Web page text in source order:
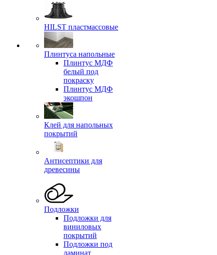
HILST пластмассовые
Плинтуса напольные
Плинтус МДФ
белый под
покраску
Плинтус МДФ
экошпон
Клей для напольных
покрытий
Антисептики для
древесины
Подложки
Подложки для
виниловых
покрытий
Подложки под
ламинат